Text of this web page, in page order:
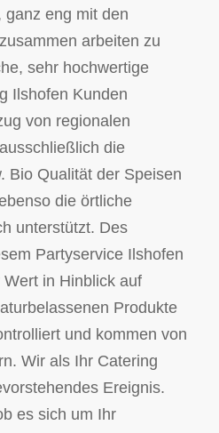
ganz eng mit den
arbeiten zu
sehr hochwertige
Ilshofen Kunden
von regionalen
die
Bio Qualität der Speisen
die örtliche
unterstützt. Des
Partyservice Ilshofen
in Hinblick auf
Produkte
und kommen von
Wir als Ihr Catering
Ereignis.
es sich um Ihr